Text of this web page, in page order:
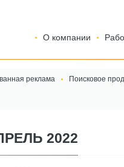
О компании
реклама Поисковое
2022